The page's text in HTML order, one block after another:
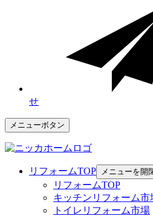
せ
メニューボタン
リフォームTOP メニューを開
リフォームTOP
キッチンリフォーム市
トイレリフォーム市場